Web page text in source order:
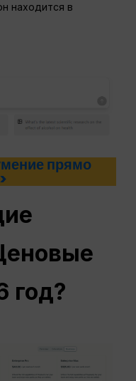
находится в
прямо
год?